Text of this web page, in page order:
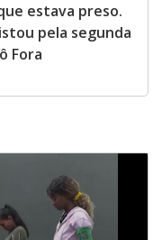
estava preso.
pela segunda
Fora